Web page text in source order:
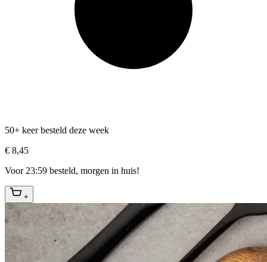
50+ keer besteld deze week
€ 8,45
Voor 23:59 besteld, morgen in huis!
+